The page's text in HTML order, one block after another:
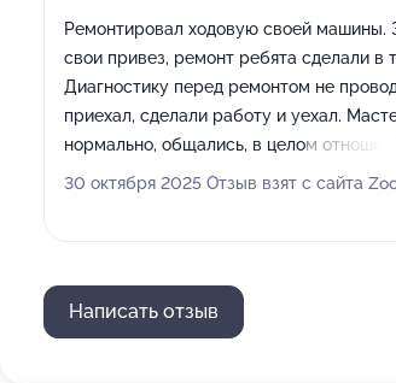
Ремонтировал ходовую своей машины.
свои привез, ремонт ребята сделали в
Диагностику перед ремонтом не
приехал, сделали работу и уехал.
нормально, общались, в целом
неплохим. Главное для меня -
30 октября 2025 Отзыв взят с сайта
Написать отзыв